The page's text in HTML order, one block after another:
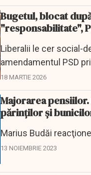
Bugetul, blocat
"responsabilitate",
Liberalii le cer social-
amendamentul PSD
dizabilităţi.
18 MARTIE 2026
Majorarea
părinților și
Marius Budăi
13 NOIEMBRIE 2023